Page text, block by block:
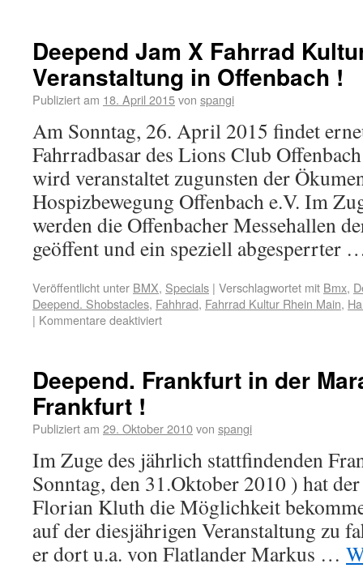
Deepend Jam X Fahrrad
Veranstaltung in Offenbach !
Publiziert am 18. April 2015von spangi
Am Sonntag, 26. April 2015 findet
Fahrradbasar des Lions Club
wird veranstaltet zugunsten der
Hospizbewegung Offenbach e.V. Im
werden die Offenbacher Messehallen
geöffent und ein speziell abgesperrter
Veröffentlicht unter BMX, Specials | Verschlagwortet mit Bmx,
Deepend. Shobstacles, Fahhrad, Fahrrad Kultur Rhein Main,
| Kommentare deaktiviert
Deepend. Frankfurt in der
Frankfurt !
Publiziert am 29. Oktober 2010von spangi
Im Zuge des jährlich stattfindenden
Sonntag, den 31.Oktober 2010 ) hat
Florian Kluth die Möglichkeit
auf der diesjährigen Veranstaltung zu
er dort u.a. von Flatlander Markus …